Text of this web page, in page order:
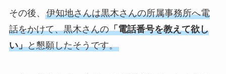
その後、 伊知地さんは黒木さんの所属事務所へ電
話をかけて、黒木さんの「電話番号を教えて欲し
い」と懇願したそうです。